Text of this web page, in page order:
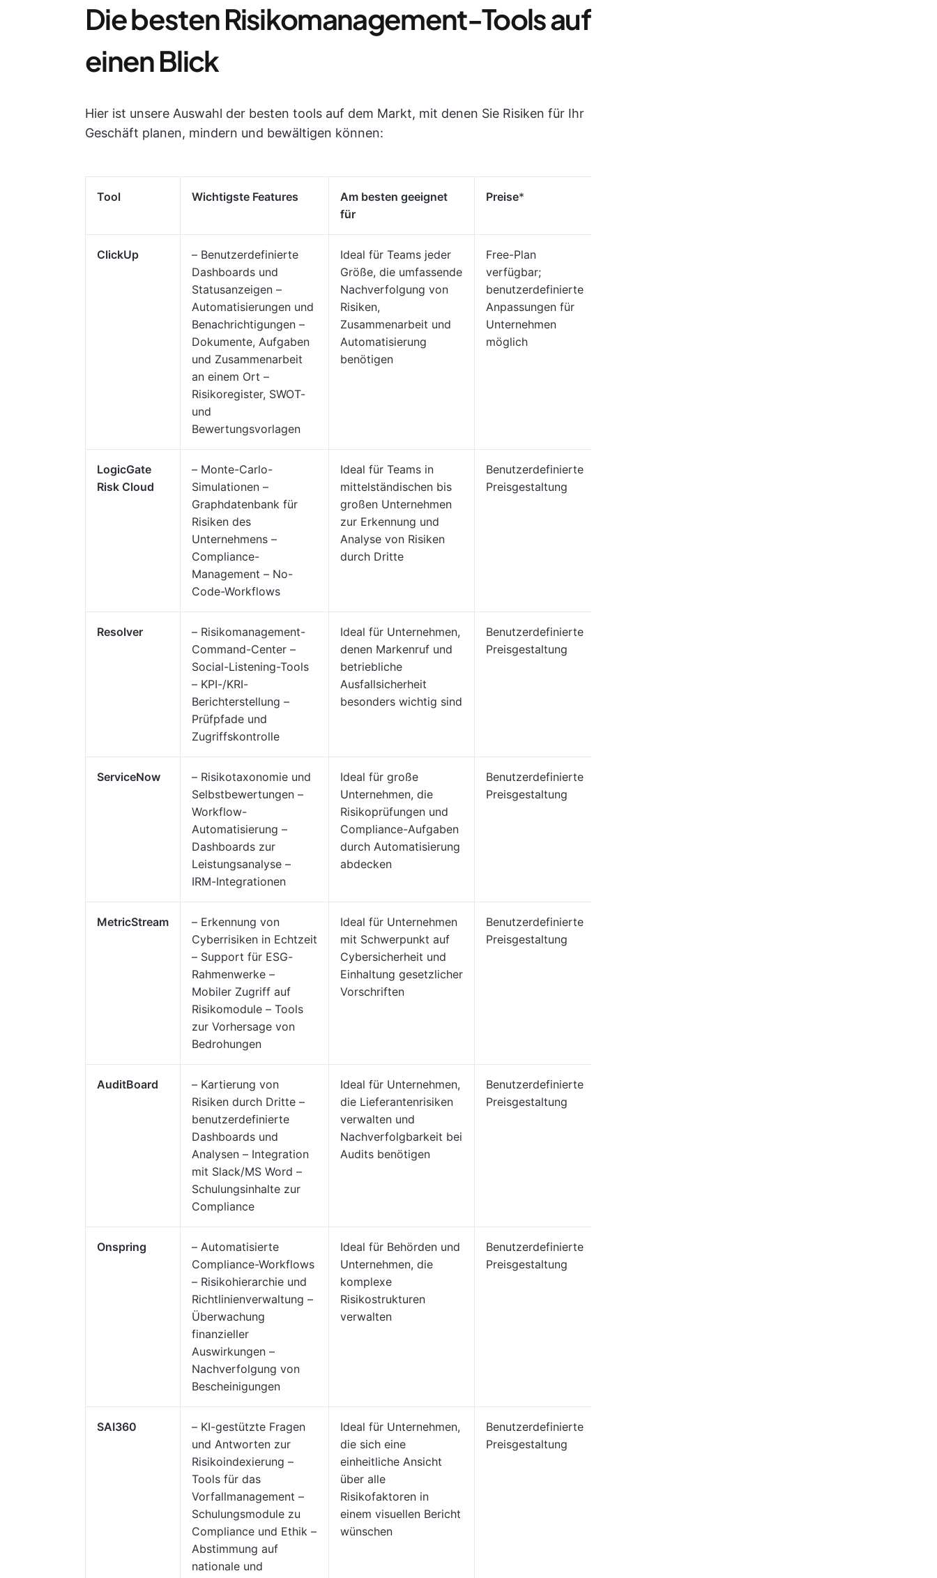
Die besten Risikomanagement-Tools auf
einen Blick
Hier ist unsere Auswahl der besten tools auf dem Markt, mit denen Sie Risiken für Ihr
Geschäft planen, mindern und bewältigen können:
Tool Wichtigste Features
Am besten geeignet
für
Preise*
ClickUp
– Benutzerdefinierte
Dashboards und
Statusanzeigen –
Automatisierungen und
Benachrichtigungen –
Dokumente, Aufgaben
und Zusammenarbeit
an einem Ort –
Risikoregister, SWOT-
und
Bewertungsvorlagen
Ideal für Teams jeder
Größe, die umfassende
Nachverfolgung von
Risiken,
Zusammenarbeit und
Automatisierung
benötigen
Free-Plan
verfügbar;
benutzerdefinierte
Anpassungen für
Unternehmen
möglich
LogicGate
Risk Cloud
– Monte-Carlo-
Simulationen –
Graphdatenbank für
Risiken des
Unternehmens –
Compliance-
Management – No-
Code-Workflows
Ideal für Teams in
mittelständischen bis
großen Unternehmen
zur Erkennung und
Analyse von Risiken
durch Dritte
Benutzerdefinierte
Preisgestaltung
Resolver
– Risikomanagement-
Command-Center –
Social-Listening-Tools
– KPI-/KRI-
Berichterstellung –
Prüfpfade und
Zugriffskontrolle
Ideal für Unternehmen,
denen Markenruf und
betriebliche
Ausfallsicherheit
besonders wichtig sind
Benutzerdefinierte
Preisgestaltung
ServiceNow
– Risikotaxonomie und
Selbstbewertungen –
Workflow-
Automatisierung –
Dashboards zur
Leistungsanalyse –
IRM-Integrationen
Ideal für große
Unternehmen, die
Risikoprüfungen und
Compliance-Aufgaben
durch Automatisierung
abdecken
Benutzerdefinierte
Preisgestaltung
MetricStream
– Erkennung von
Cyberrisiken in Echtzeit
– Support für ESG-
Rahmenwerke –
Mobiler Zugriff auf
Risikomodule – Tools
zur Vorhersage von
Bedrohungen
Ideal für Unternehmen
mit Schwerpunkt auf
Cybersicherheit und
Einhaltung gesetzlicher
Vorschriften
Benutzerdefinierte
Preisgestaltung
AuditBoard
– Kartierung von
Risiken durch Dritte –
benutzerdefinierte
Dashboards und
Analysen – Integration
mit Slack/MS Word –
Schulungsinhalte zur
Compliance
Ideal für Unternehmen,
die Lieferantenrisiken
verwalten und
Nachverfolgbarkeit bei
Audits benötigen
Benutzerdefinierte
Preisgestaltung
Onspring
– Automatisierte
Compliance-Workflows
– Risikohierarchie und
Richtlinienverwaltung –
Überwachung
finanzieller
Auswirkungen –
Nachverfolgung von
Bescheinigungen
Ideal für Behörden und
Unternehmen, die
komplexe
Risikostrukturen
verwalten
Benutzerdefinierte
Preisgestaltung
SAI360
– KI-gestützte Fragen
und Antworten zur
Risikoindexierung –
Tools für das
Vorfallmanagement –
Schulungsmodule zu
Compliance und Ethik –
Abstimmung auf
nationale und
Ideal für Unternehmen,
die sich eine
einheitliche Ansicht
über alle
Risikofaktoren in
einem visuellen Bericht
wünschen
Benutzerdefinierte
Preisgestaltung